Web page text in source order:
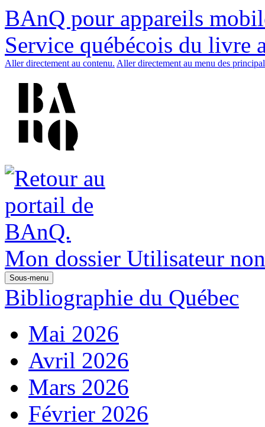
BAnQ pour appareils
Service québécois du livre
Aller directement au contenu. Aller directement au menu des
Mon dossier Utilisateur
Sous-menu
Bibliographie du Québec
Mai 2026
Avril 2026
Mars 2026
Février 2026